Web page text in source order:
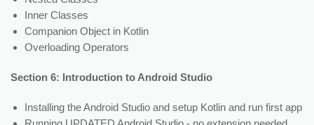
Inner Classes
Companion Object in Kotlin
Overloading Operators
Section 6: Introduction to Android Studio
Installing the Android Studio and setup Kotlin and run first app